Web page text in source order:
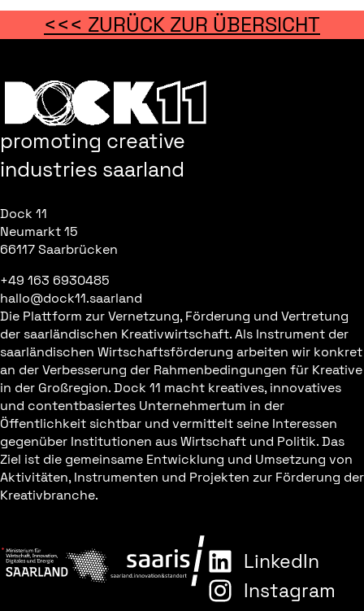
<<< ZURÜCK ZUR ÜBERSICHT
promoting creative
industries saarland
Dock 11
Neumarkt 15
66117 Saarbrücken
+49 163 6930485
hallo@dock11.saarland
Die Plattform zur Vernetzung, Förderung und Vertretung
der saarländischen Kreativwirtschaft. Als Instrument der
saarländischen Wirtschaftsförderung arbeiten wir konkret
an der Verbesserung der Rahmenbedingungen für Kreative
in der Großregion. Dock 11 macht kreatives, innovatives
und contentbasiertes Unternehmertum in der
Öffentlichkeit sichtbar und vermittelt seine Interessen
gegenüber Institutionen aus Wirtschaft und Politik. Das
Ziel ist die gemeinsame Entwicklung und Umsetzung von
Aktivitäten, Instrumenten und Projekten zur Förderung der
Kreativbranche.
LinkedIn
Instagram